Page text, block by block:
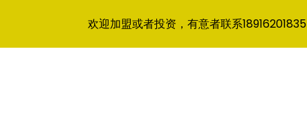
欢迎加盟或者投资，有意者联系18916201835